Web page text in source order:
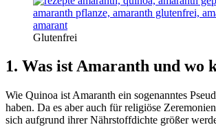
Glutenfrei
1. Was ist Amaranth und wo
Wie Quinoa ist Amaranth ein sogenanntes
haben. Da es aber auch für religiöse
sich aufgrund ihrer Nährstoffdichte größer